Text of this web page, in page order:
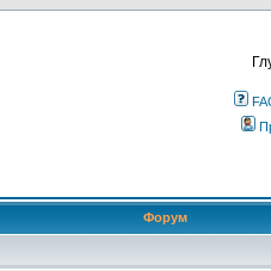
Форум